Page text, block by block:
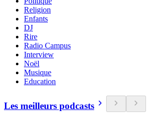
Religion
Enfants
DJ
Rire
Radio Campus
Interview
Noël
Musique
Education
Les meilleurs podcasts